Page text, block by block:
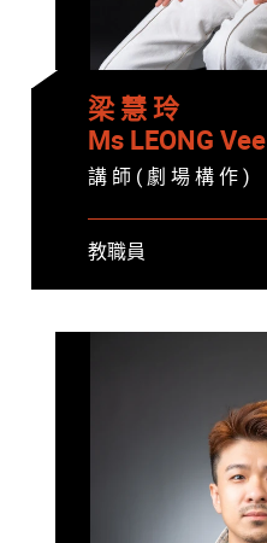
梁 慧 玲
Ms LEONG Vee
講 師 ( 劇 場 構 作 )
教職員